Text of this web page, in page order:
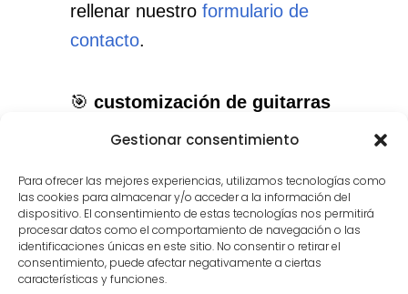
Gestionar consentimiento
Para ofrecer las mejores experiencias, utilizamos tecnologías como
las cookies para almacenar y/o acceder a la información del
dispositivo. El consentimiento de estas tecnologías nos permitirá
procesar datos como el comportamiento de navegación o las
identificaciones únicas en este sitio. No consentir o retirar el
consentimiento, puede afectar negativamente a ciertas
características y funciones.
rellenar nuestro formulario de
contacto.
🎯 customización de guitarras
en Majadahonda
: el servicio
que merece tu instrumento.